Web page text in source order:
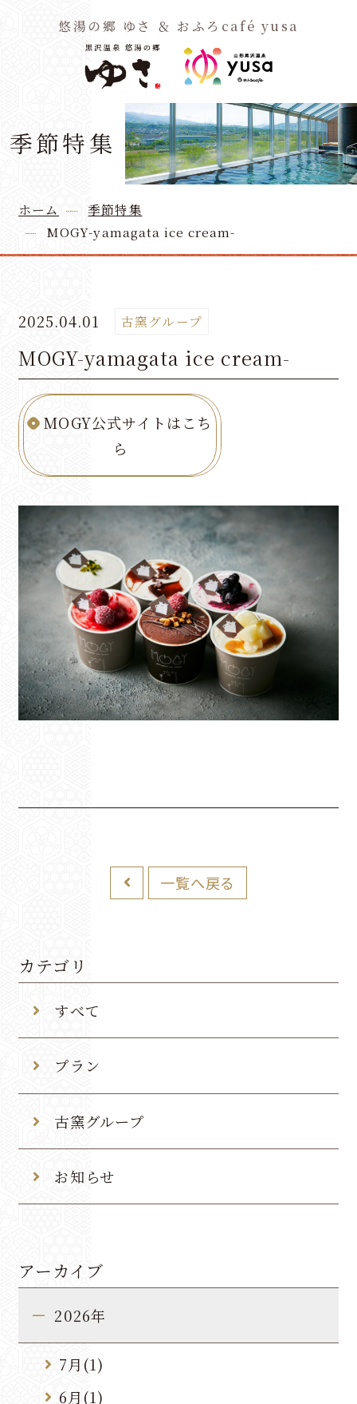
悠湯の郷 ゆさ ＆ おふろcafé yusa
季節特集
ホーム
季節特集
MOGY-yamagata ice cream-
2025.04.01 古窯グループ
MOGY-yamagata ice cream-
MOGY公式サイトはこち
ら
一覧へ戻る
カテゴリ
すべて
プラン
古窯グループ
お知らせ
アーカイブ
2026年
7月(1)
6月(1)
空室検索
宿泊日
日付未定
予約確認・変更・キャンセル
Tel. 0570-00-5511
【お問い合わせ 24時間年中無休 / ご予約 9:00～18:00】
ホーム
おふろCafé
温泉
お料理
館内案内
観光案内
交通案内
ゆさの楽しみ⽅
ゆさからのお知らせ
宿泊約款
ご宿泊予約
ご宿泊プラン一覧
予約確認・変更・キャンセル
新規会員登録
会員登録内容の変更
夜間緊急連絡先